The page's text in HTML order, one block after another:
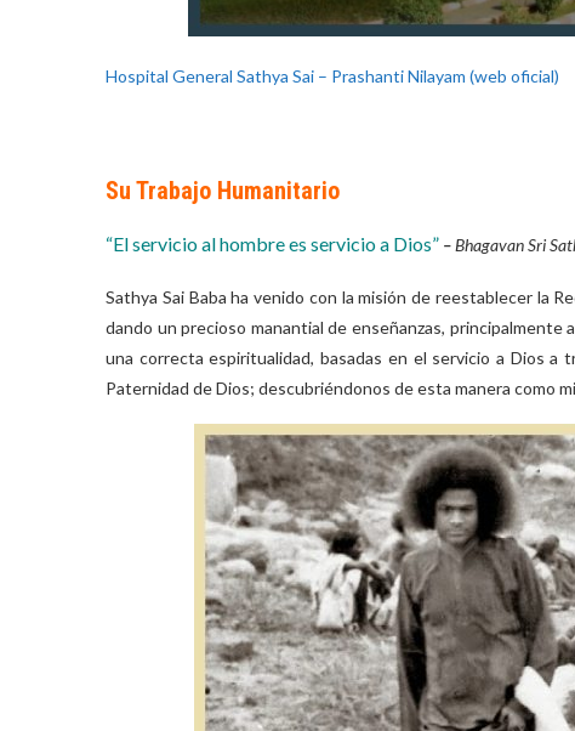
Hospital General Sathya Sai – Prashanti Nilayam (web oficial)
Su Trabajo Humanitario
“El servicio al hombre es servicio a Dios” –Bhagavan Sri
Sathya Sai Baba ha venido con la misión de reestablecer la
dando un precioso manantial de enseñanzas,
una correcta espiritualidad, basadas en el servicio a Dios
Paternidad de Dios; descubriéndonos de esta manera como